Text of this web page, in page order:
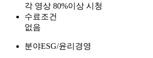
각 영상 80%이상 시청
수료조건
없음
분야ESG/윤리경영